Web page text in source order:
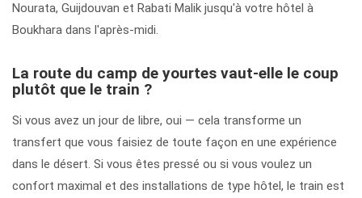
Nourata, Guijdouvan et Rabati Malik jusqu'à votre hôtel à
Boukhara dans l'après-midi.
La route du camp de yourtes vaut-elle le coup
plutôt que le train ?
Si vous avez un jour de libre, oui — cela transforme un
transfert que vous faisiez de toute façon en une expérience
dans le désert. Si vous êtes pressé ou si vous voulez un
confort maximal et des installations de type hôtel, le train est